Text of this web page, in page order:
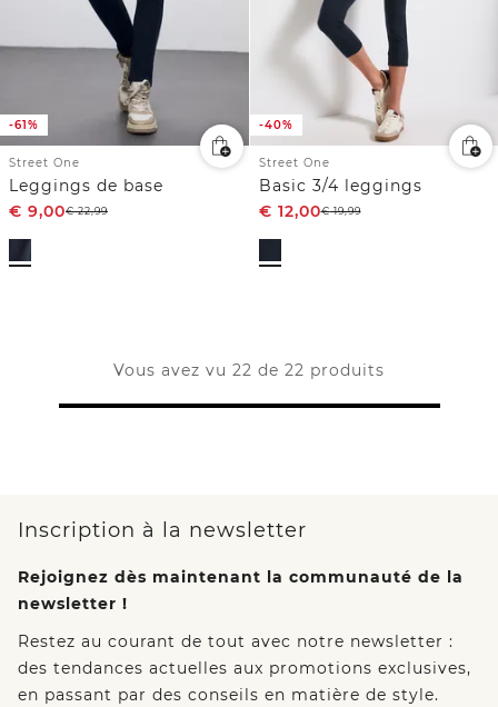
-61%
Street One
Leggings de base
€ 9,00€22,99
-40%
Street One
Basic 3/4 leggings
€ 12,00€19,99
Vous avez vu 22 de 22 produits
Inscription à la newsletter
Rejoignez dès maintenant la communauté de la
newsletter !
Restez au courant de tout avec notre newsletter :
des tendances actuelles aux promotions exclusives,
en passant par des conseils en matière de style.